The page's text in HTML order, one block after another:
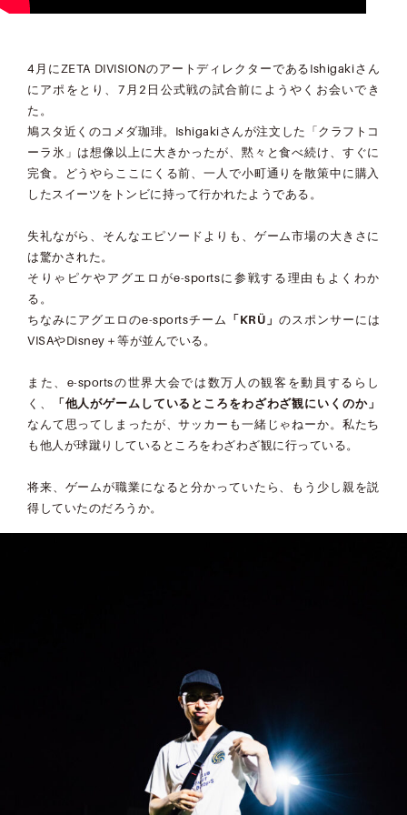
4月にZETA DIVISIONのアートディレクターであるIshigakiさん
にアポをとり、7月2日公式戦の試合前にようやくお会いでき
た。
鳩スタ近くのコメダ珈琲。Ishigakiさんが注文した「クラフトコ
ーラ氷」は想像以上に大きかったが、黙々と食べ続け、すぐに
完食。どうやらここにくる前、一人で小町通りを散策中に購入
したスイーツをトンビに持って行かれたようである。
失礼ながら、そんなエピソードよりも、ゲーム市場の大きさに
は驚かされた。
そりゃピケやアグエロがe-sportsに参戦する理由もよくわか
る。
ちなみにアグエロのe-sportsチーム 「 KRÜ 」 のスポンサーには
VISAやDisney＋等が並んでいる。
また、e-sportsの世界大会では数万人の観客を動員するらし
く、
「他人がゲームしているところをわざわざ観にいくのか」
なんて思ってしまったが、サッカーも一緒じゃねーか。私たち
も他人が球蹴りしているところをわざわざ観に行っている。
将来、ゲームが職業になると分かっていたら、もう少し親を説
得していたのだろうか。